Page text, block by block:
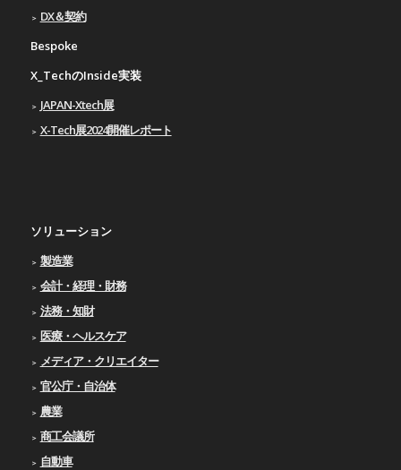
DX＆契約
Bespoke
X_TechのInside実装
JAPAN-Xtech展
X-Tech展2024開催レポート
ソリューション
製造業
会計・経理・財務
法務・知財
医療・ヘルスケア
メディア・クリエイター
官公庁・自治体
農業
商工会議所
自動車